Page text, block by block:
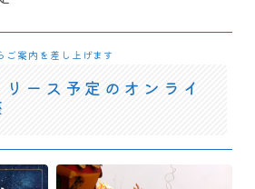
ご案内を差し上げます
リース予定のオンライ